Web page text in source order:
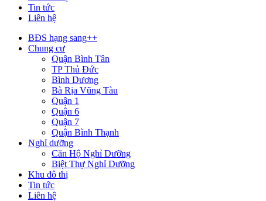
Tin tức
Liên hệ
BĐS hạng sang++
Chung cư
Quận Bình Tân
TP Thủ Đức
Bình Dương
Bà Rịa Vũng Tàu
Quận 1
Quận 6
Quận 7
Quận Bình Thạnh
Nghỉ dưỡng
Căn Hộ Nghỉ Dưỡng
Biệt Thự Nghỉ Dưỡng
Khu đô thị
Tin tức
Liên hệ